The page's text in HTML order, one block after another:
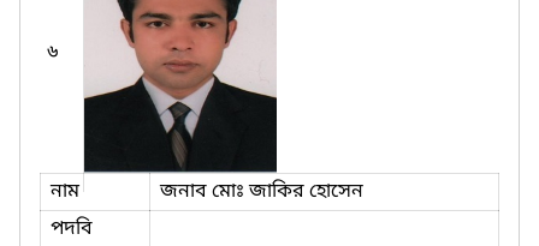
৬
নাম
জনাব মোঃ জাকির হোসেন
পদবি